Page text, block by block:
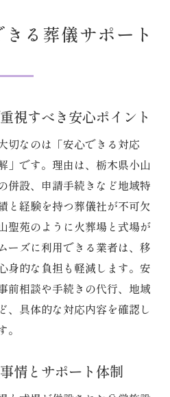
葬儀手続きガイド
した葬儀手続きの流れ
選ぶときの注意点
敗しないための準備ポイン
サポート活用のコツ
の小山市活用術
サポート活用術
る葬儀費用の補助制度
る葬儀サポートの選び方
無駄を省くテクニック
抑える相談ポイント
式場選びのコツ
ぶときの葬儀ポイント
る葬儀サポート
視すべき安心ポイント
切なのは「安心できる対応
」です。理由は、栃木県小山
併設、申請手続きなど地域特
と経験を持つ葬儀社が不可欠
聖苑のように火葬場と式場が
ーズに利用できる業者は、移
身的な負担も軽減します。安
前相談や手続きの代行、地域
、具体的な対応内容を確認し
情とサポート体制